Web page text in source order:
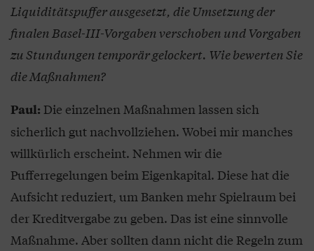
Liquiditätspuffer ausgesetzt, die Umsetzung der
finalen Basel-III-Vorgaben verschoben und Vorgaben
zu Stundungen temporär gelockert. Wie bewerten Sie
die Maßnahmen?
Paul: Die einzelnen Maßnahmen lassen sich
sicherlich gut nachvollziehen. Wobei mir manches
willkürlich erscheint. Nehmen wir die
Pufferregelungen beim Eigenkapital. Diese hat die
Aufsicht reduziert, um Banken mehr Spielraum bei
der Kreditvergabe zu geben. Das ist eine sinnvolle
Maßnahme. Aber sollten dann nicht die Regeln zum